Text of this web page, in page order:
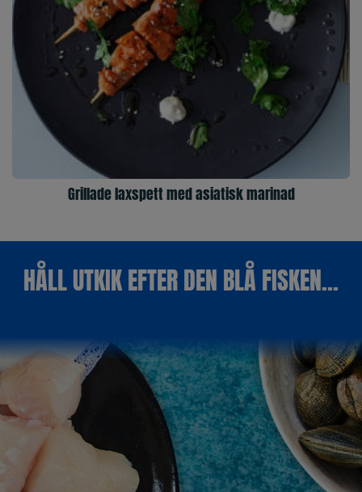
Grillade laxspett med asiatisk marinad
HÅLL UTKIK EFTER DEN BLÅ FISKEN...